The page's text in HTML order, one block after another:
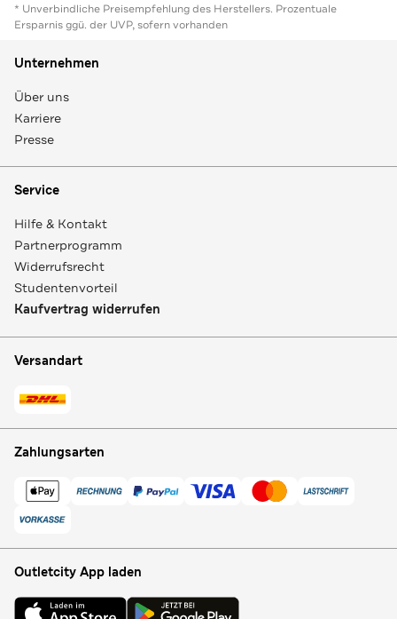
* Unverbindliche Preisempfehlung des Herstellers. Prozentuale
Ersparnis ggü. der UVP, sofern vorhanden
Unternehmen
Über uns
Karriere
Presse
Service
Hilfe & Kontakt
Partnerprogramm
Widerrufsrecht
Studentenvorteil
Kaufvertrag widerrufen
Versandart
Zahlungsarten
Outletcity App laden